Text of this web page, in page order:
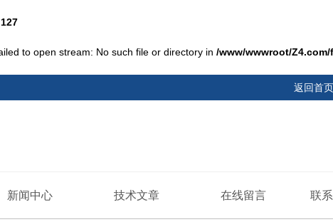
127
to open stream: No such file or directory in /www/wwwroot/
返回首页
新闻中心 技术文章 在线留言 联